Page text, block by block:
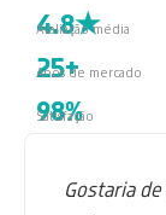
4.8★
Avaliação média
25+
Anos de mercado
98%
Satisfação
Gostaria